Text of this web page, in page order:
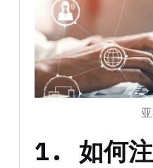
1. 如何注